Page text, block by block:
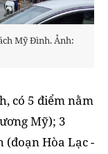
Mỹ Đình. Ảnh:
có 5 điểm nằm
Mỹ); 3
(đoạn Hòa Lạc -